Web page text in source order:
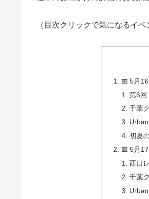
（目次クリックで気になるイ
📅 5月16
第6回
千葉
初夏
📅 5月17
西口
千葉